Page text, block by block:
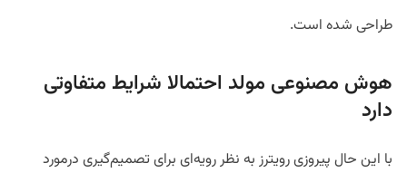
طراحی شده است.
هوش مصنوعی مولد احتمالا شرایط متفاوتی
دارد
با این حال پیروزی رویترز به نظر رویه‌ای برای تصمیم‌گیری درمورد